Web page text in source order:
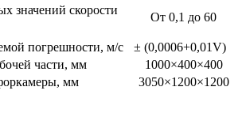
значений скорости
От 0,1 до 60
погрешности, м/с
± (0,0006+0,01V)
части, мм
1000×400×400
мм
3050×1200×1200